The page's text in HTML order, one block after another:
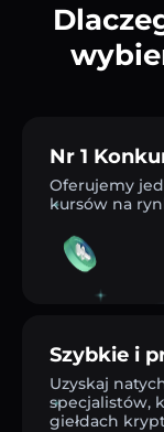
Nr 1
Oferujemy
kursów na
Szybkie i
Uzyskaj
specjalistów,
giełdach